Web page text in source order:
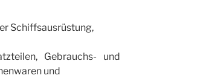
Schiffsausrüstung,
Gebrauchs- und
und